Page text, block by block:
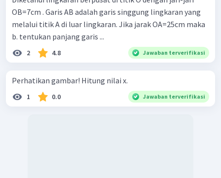
Jadi, panjang AE adalah 6,72 cm.
OB=7cm . Garis AB adalah garis singgung lingkaran yang
melalui titik A di luar lingkaran. Jika jarak OA=25cm maka
b. tentukan panjang garis ...
2 4.8 Jawaban terverifikasi
Perhatikan gambar! Hitung nilai x.
1 0.0 Jawaban terverifikasi